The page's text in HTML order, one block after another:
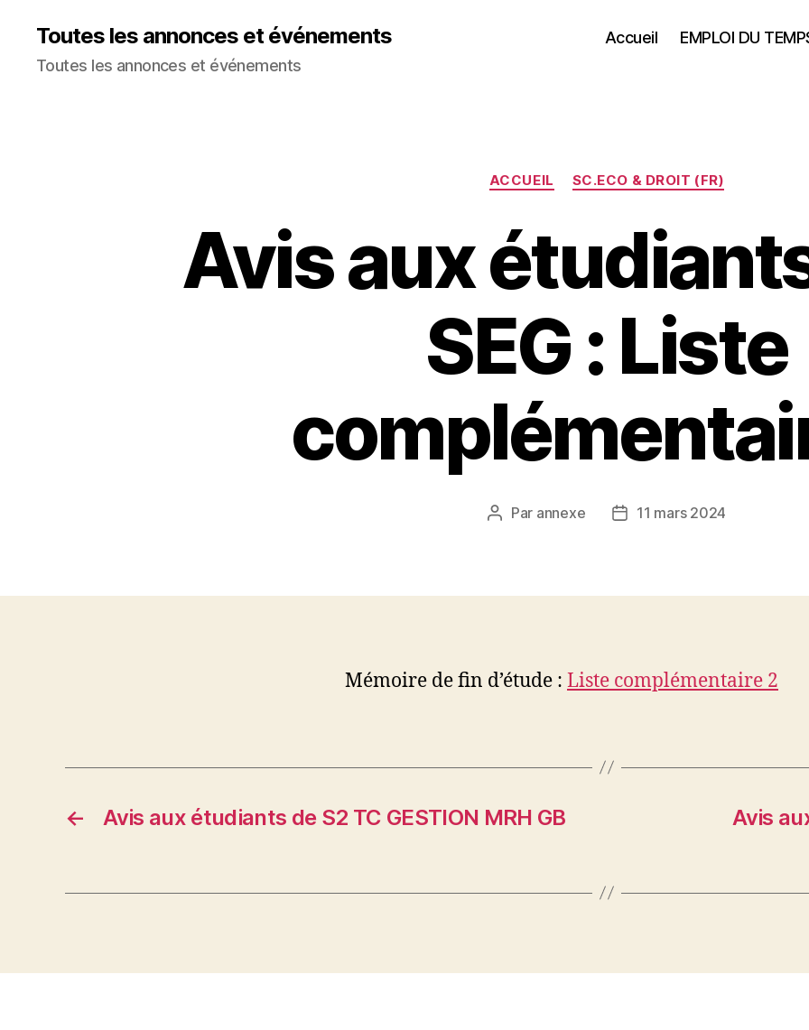
Toutes les annonces et événements
Toutes les annonces et événements
Accueil EMPLOI DU
Catégories
ACCUEIL SC.ECO & DROIT (FR)
Avis aux
SEG : Liste
Auteur
Par annexe
Date11 mars 2024
Mémoire de fin d’étude : Liste complémentaire 2
← Avis aux étudiants de S2 TC GESTION MRH GB Avis